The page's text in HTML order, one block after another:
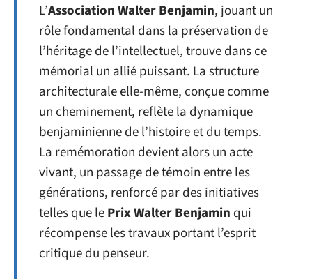
L’Association Walter Benjamin, jouant un
rôle fondamental dans la préservation de
l’héritage de l’intellectuel, trouve dans ce
mémorial un allié puissant. La structure
architecturale elle-même, conçue comme
un cheminement, reflète la dynamique
benjaminienne de l’histoire et du temps.
La remémoration devient alors un acte
vivant, un passage de témoin entre les
générations, renforcé par des initiatives
telles que lePrix Walter Benjamin qui
récompense les travaux portant l’esprit
critique du penseur.